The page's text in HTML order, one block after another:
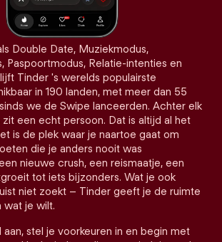
Double Date, Muziekmodus,
Paspoortmodus, Relatie-intenties en
Tinder 's werelds populairste
in 190 landen, met meer dan 55
we de Swipe lanceerden. Achter elk
een echt persoon. Dat is altijd al het
is de plek waar je naartoe gaat om
die je anders nooit was
nieuwe crush, een reismaatje, een
tot iets bijzonders. Wat je ook
niet zoekt – Tinder geeft je de ruimte
wat je wilt.
stel je voorkeuren in en begin met